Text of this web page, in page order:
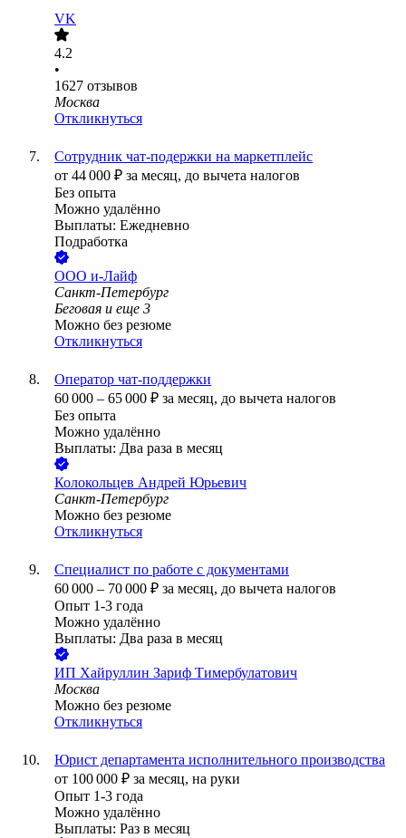
VK
4.2
•
1627 отзывов
Москва
Откликнуться
Сотрудник чат-подержки на маркетплейс
от 44 000 ₽ за месяц, до вычета налогов
Без опыта
Можно удалённо
Выплаты: Ежедневно
Подработка
ООО и-Лайф
Санкт-Петербург
Беговая и еще 3
Можно без резюме
Откликнуться
Оператор чат-поддержки
60 000 – 65 000 ₽ за месяц, до вычета налогов
Без опыта
Можно удалённо
Выплаты: Два раза в месяц
Колокольцев Андрей Юрьевич
Санкт-Петербург
Можно без резюме
Откликнуться
Специалист по работе с документами
60 000 – 70 000 ₽ за месяц, до вычета налогов
Опыт 1-3 года
Можно удалённо
Выплаты: Два раза в месяц
ИП Хайруллин Зариф Тимербулатович
Москва
Можно без резюме
Откликнуться
Юрист департамента исполнительного производства
от 100 000 ₽ за месяц, на руки
Опыт 1-3 года
Можно удалённо
Выплаты: Раз в месяц